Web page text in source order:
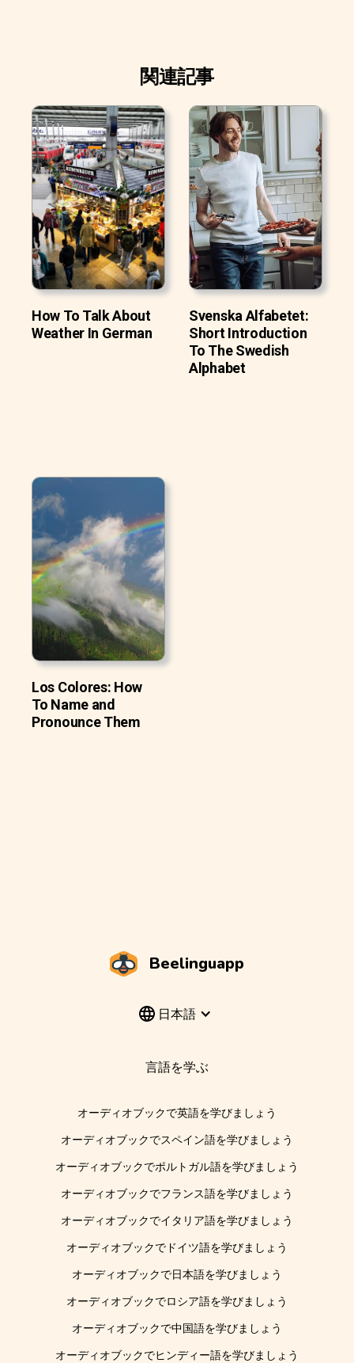
関連記事
How To Talk About
Weather In German
Svenska Alfabetet:
Short Introduction
To The Swedish
Alphabet
Los Colores: How
To Name and
Pronounce Them
Beelinguapp
日本語
言語を学ぶ
オーディオブックで英語を学びましょう
オーディオブックでスペイン語を学びましょう
オーディオブックでポルトガル語を学びましょう
オーディオブックでフランス語を学びましょう
オーディオブックでイタリア語を学びましょう
オーディオブックでドイツ語を学びましょう
オーディオブックで日本語を学びましょう
オーディオブックでロシア語を学びましょう
オーディオブックで中国語を学びましょう
オーディオブックでヒンディー語を学びましょう